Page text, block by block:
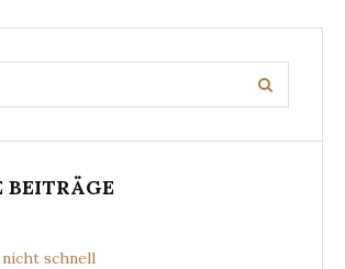
Search
BEITRÄGE
schnell